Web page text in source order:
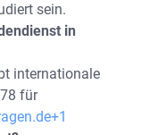
sein.
in
internationale
für